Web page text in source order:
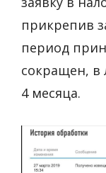
прикрепив
период
сокращен, в
4 месяца.